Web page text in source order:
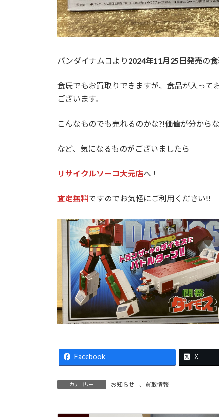
バンダイナムコより 2024年11月25日発売の
食玩でもお買取りできますが、食品が入って
ございます。
こんなものでも売れるのかな?!価値が分から
など、気になるものがございましたら
リサイクルソーコ大元店へ！
査定無料ですのでお気軽にご利用ください!!
Facebook X
カテゴリー お知らせ 、 買取情報